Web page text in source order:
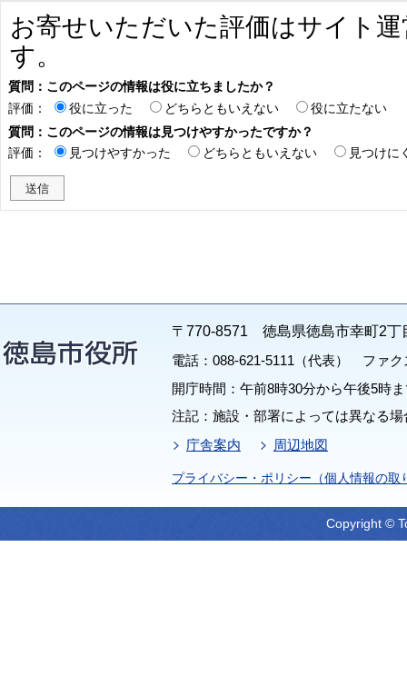
お寄せいただいた評価はサイト
す。
質問：このページの情報は役に立ちましたか？
評価：
役に立った どちらともいえない
役に立たない
質問：このページの情報は見つけやすかったですか？
評価：
見つけやすかった どちらともいえない 見つけに
〒770-8571 徳島県徳島市幸町2丁
電話：088-621-5111（代表） ファク
開庁時間：午前8時30分から午後5時
注記：施設・部署によっては異なる
庁舎案内
周辺地図
プライバシー・ポリシー（個人情報の取
Copyright ©